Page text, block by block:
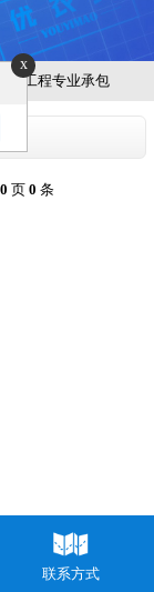
道工程专业承包
0 页0 条
联系方式
x